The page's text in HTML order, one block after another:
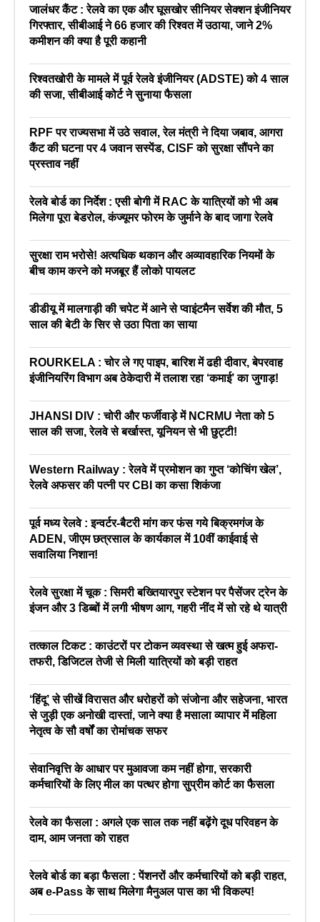
जालंधर कैंट : रेलवे का एक और घूसखोर सीनियर सेक्शन इंजीनियर
गिरफ्तार, सीबीआई ने 66 हजार की रिश्वत में उठाया, जाने 2%
कमीशन की क्या है पूरी कहानी
रिश्वतखोरी के मामले में पूर्व रेलवे इंजीनियर (ADSTE) को 4 साल
की सजा, सीबीआई कोर्ट ने सुनाया फैसला
RPF पर राज्यसभा में उठे सवाल, रेल मंत्री ने दिया जबाव, आगरा
कैंट की घटना पर 4 जवान सस्पेंड, CISF को सुरक्षा सौंपने का
प्रस्ताव नहीं
रेलवे बोर्ड का निर्देश : एसी बोगी में RAC के यात्रियों को भी अब
मिलेगा पूरा बेडरोल, कंज्यूमर फोरम के जुर्माने के बाद जागा रेलवे
सुरक्षा राम भरोसे! अत्यधिक थकान और अव्यावहारिक नियमों के
बीच काम करने को मजबूर हैं लोको पायलट
डीडीयू में मालगाड़ी की चपेट में आने से प्वाइंटमैन सर्वेश की मौत, 5
साल की बेटी के सिर से उठा पिता का साया
ROURKELA : चोर ले गए पाइप, बारिश में ढही दीवार, बेपरवाह
इंजीनियरिंग विभाग अब ठेकेदारी में तलाश रहा ‘कमाई’ का जुगाड़!
JHANSI DIV : चोरी और फर्जीवाड़े में NCRMU नेता को 5
साल की सजा, रेलवे से बर्खास्त, यूनियन से भी छुट्टी!
Western Railway : रेलवे में प्रमोशन का गुप्त ‘कोचिंग खेल’,
रेलवे अफसर की पत्नी पर CBI का कसा शिकंजा
पूर्व मध्य रेलवे : इन्वर्टर-बैटरी मांग कर फंस गये बिक्रमगंज के
ADEN, जीएम छत्रसाल के कार्यकाल में 10वीं काईवाई से
सवालिया निशान!
रेलवे सुरक्षा में चूक : सिमरी बख्तियारपुर स्टेशन पर पैसेंजर ट्रेन के
इंजन और 3 डिब्बों में लगी भीषण आग, गहरी नींद में सो रहे थे यात्री
तत्काल टिकट : काउंटरों पर टोकन व्यवस्था से खत्म हुई अफरा-
तफरी, डिजिटल तेजी से मिली यात्रियों को बड़ी राहत
‘हिंदू’ से सीखें विरासत और धरोहरों को संजोना और सहेजना, भारत
से जुड़ी एक अनोखी दास्तां, जाने क्या है मसाला व्यापार में महिला
नेतृत्व के सौ वर्षों का रोमांचक सफर
सेवानिवृत्ति के आधार पर मुआवजा कम नहीं होगा, सरकारी
कर्मचारियों के लिए मील का पत्थर होगा सुप्रीम कोर्ट का फैसला
रेलवे का फैसला : अगले एक साल तक नहीं बढ़ेंगे दूध परिवहन के
दाम, आम जनता को राहत
रेलवे बोर्ड का बड़ा फैसला : पेंशनरों और कर्मचारियों को बड़ी राहत,
अब e-Pass के साथ मिलेगा मैनुअल पास का भी विकल्प!